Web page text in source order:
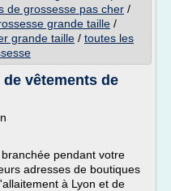
de grossesse pas cher /
grande taille /
grande taille / toutes les
vêtements de
pendant votre
adresses de boutiques
à Lyon et de